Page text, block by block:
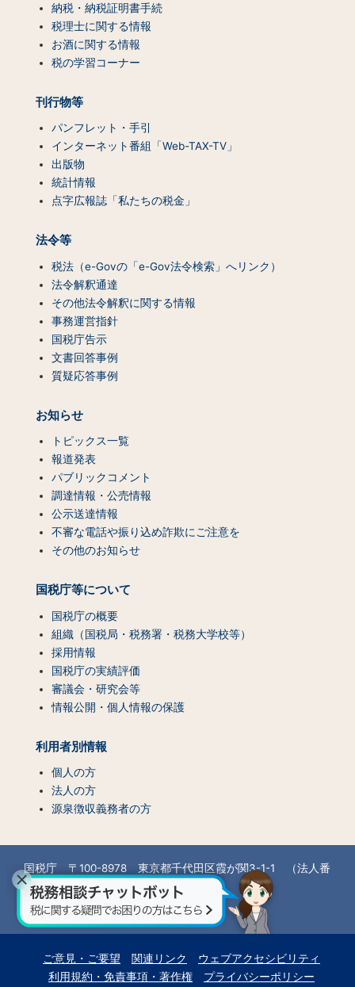
納税・納税証明書手続
税理士に関する情報
お酒に関する情報
税の学習コーナー
刊行物等
パンフレット・手引
インターネット番組「Web-TAX-TV」
出版物
統計情報
点字広報誌「私たちの税金」
法令等
税法（e-Govの「e-Gov法令検索」へリンク）
法令解釈通達
その他法令解釈に関する情報
事務運営指針
国税庁告示
文書回答事例
質疑応答事例
お知らせ
トピックス一覧
報道発表
パブリックコメント
調達情報・公売情報
公示送達情報
不審な電話や振り込め詐欺にご注意を
その他のお知らせ
国税庁等について
国税庁の概要
組織（国税局・税務署・税務大学校等）
採用情報
国税庁の実績評価
審議会・研究会等
情報公開・個人情報の保護
利用者別情報
個人の方
法人の方
源泉徴収義務者の方
国税庁 〒100-8978 東京都千代田区霞が関3-1-1 （法人番
号7000012050002）
所在地情報
ご意見・ご要望 関連リンク
ウェブアクセシビリティ
利用規約・免責事項・著作権
プライバシーポリシー